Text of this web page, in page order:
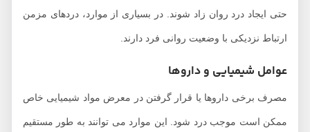
حتی ایجاد درد روان ‌زاد شوند. در بسیاری از موارد، دردهای مزمن
ارتباط نزدیکی با وضعیت روانی فرد دارند.
عوامل شیمیایی و داروها
مصرف برخی داروها یا قرار گرفتن در معرض مواد شیمیایی خاص
ممکن است موجب درد شود. این موارد می ‌توانند به ‌طور مستقیم